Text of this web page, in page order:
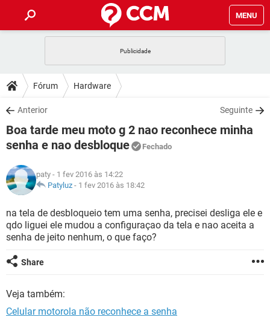
MENU
CELULAR
OUTLOOK
INSTAGRAM GMAIL
GUIA DE COMPRAS
DICAS
JOGOS
OUTLOOK
GUIA DE COMPRAS
DOWNLOADS
JOGOS WHATSAPP
CELULAR FACEBOOK
OUTLOOK
INSTAGRAM
GUIA DE COMPRAS
FÓRUM
CELULAR FACEBOOK
INSTAGRAM GMAIL
GUIA DE COMPRAS
GLOSSÁRIO
JOGOS
CELULAR FACEBOOK
OUTLOOK EXCEL
INSTAGRAM
Fórum Hardware
Anterior Seguinte
Boa tarde meu moto g 2 nao reconhece minha
senha e nao desbloque
Fechado
paty - 1 fev 2016 às 14:22
Patyluz - 1 fev 2016 às 18:42
na tela de desbloqueio tem uma senha, precisei desliga ele e
qdo liguei ele mudou a configuraçao da tela e nao aceita a
senha de jeito nenhum, o que faço?
Share
Veja também:
Celular motorola não reconhece a senha